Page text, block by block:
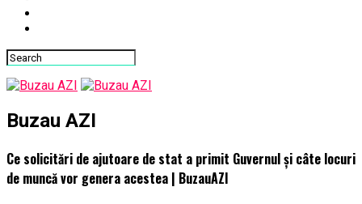
Buzau AZI
Ce solicitări de ajutoare de stat a primit Guvernul și câte locuri
de muncă vor genera acestea | BuzauAZI